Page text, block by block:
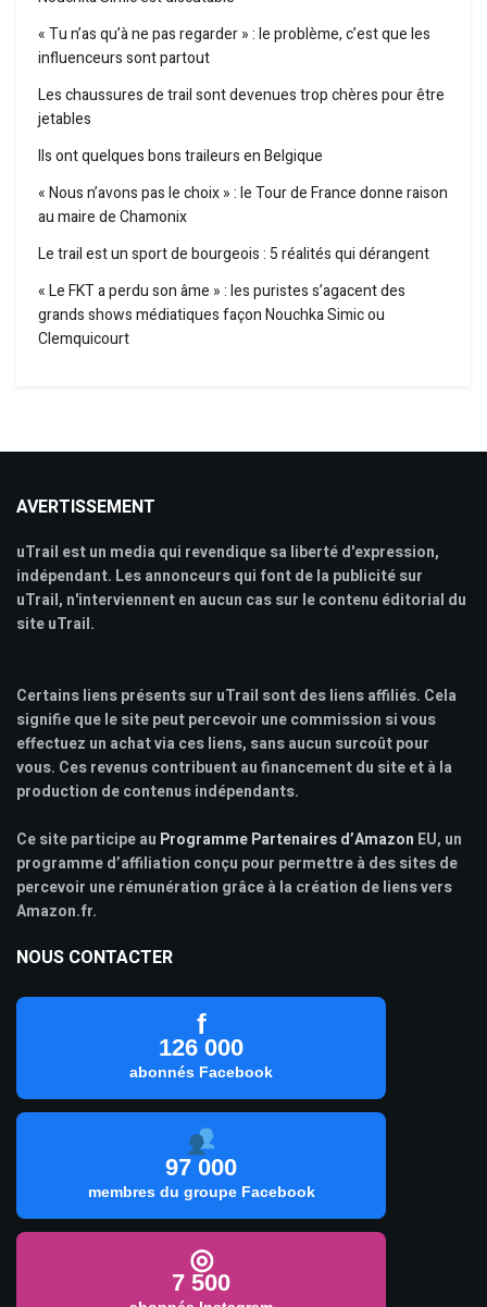
« Tu n’as qu’à ne pas regarder » : le problème, c’est que les
influenceurs sont partout
Les chaussures de trail sont devenues trop chères pour être
jetables
Ils ont quelques bons traileurs en Belgique
« Nous n’avons pas le choix » : le Tour de France donne raison
au maire de Chamonix
Le trail est un sport de bourgeois : 5 réalités qui dérangent
« Le FKT a perdu son âme » : les puristes s’agacent des
grands shows médiatiques façon Nouchka Simic ou
Clemquicourt
AVERTISSEMENT
uTrail est un media qui revendique sa liberté d'expression,
indépendant. Les annonceurs qui font de la publicité sur
uTrail, n'interviennent en aucun cas sur le contenu éditorial du
site uTrail.
Certains liens présents sur uTrail sont des liens affiliés. Cela
signifie que le site peut percevoir une commission si vous
effectuez un achat via ces liens, sans aucun surcoût pour
vous. Ces revenus contribuent au financement du site et à la
production de contenus indépendants.
Ce site participe au Programme Partenaires d’Amazon EU, un
programme d’affiliation conçu pour permettre à des sites de
percevoir une rémunération grâce à la création de liens vers
Amazon.fr.
NOUS CONTACTER
f
126 000
abonnés Facebook
97 000
membres du groupe Facebook
◎
7 500